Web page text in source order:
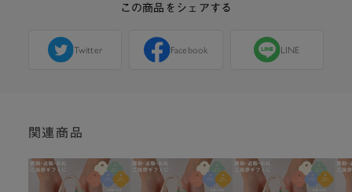
この商品をシェアする
Twitter Facebook LINE
関連商品